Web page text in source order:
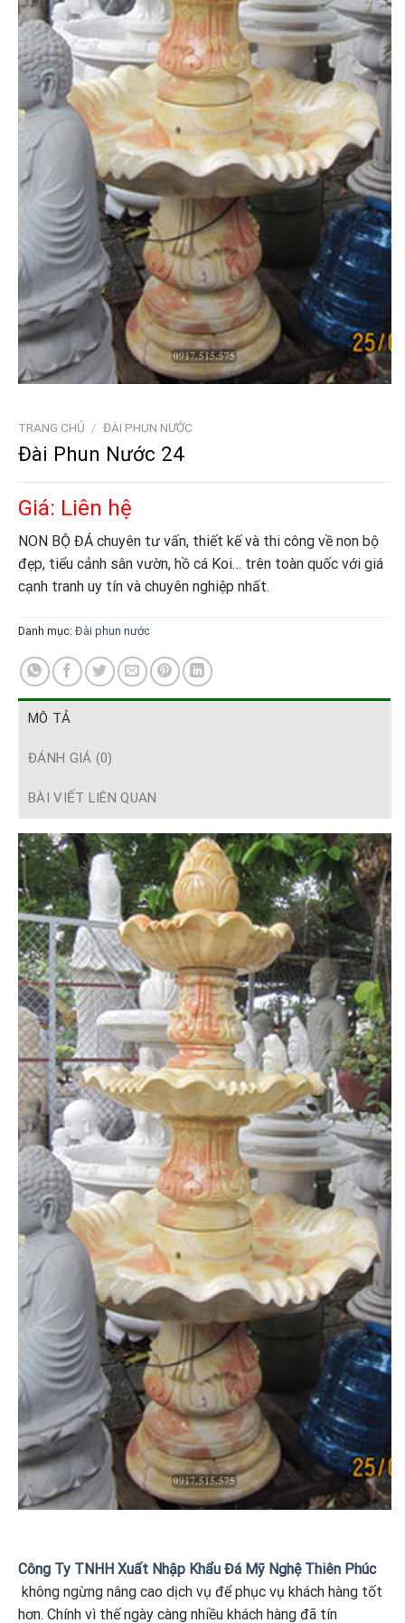
TRANG CHỦ / ĐÀI PHUN NƯỚC
Đài Phun Nước 24
Giá: Liên hệ
NON BỘ ĐÁ chuyên tư vấn, thiết kế và thi công về non bộ
đẹp, tiểu cảnh sân vườn, hồ cá Koi… trên toàn quốc với giá
cạnh tranh uy tín và chuyên nghiệp nhất.
Danh mục: Đài phun nước
MÔ TẢ
ĐÁNH GIÁ (0)
BÀI VIẾT LIÊN QUAN
Công Ty TNHH Xuất Nhập Khẩu Đá Mỹ Nghệ Thiên Phúc
không ngừng nâng cao dịch vụ để phục vụ khách hàng tốt
hơn. Chính vì thế ngày càng nhiều khách hàng đã tín